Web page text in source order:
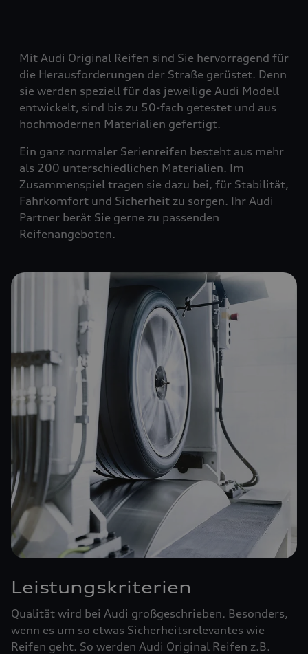
Mit Audi Original Reifen sind Sie hervorragend für
die Herausforderungen der Straße gerüstet. Denn
sie werden speziell für das jeweilige Audi Modell
entwickelt, sind bis zu 50-fach getestet und aus
hochmodernen Materialien gefertigt.
Ein ganz normaler Serienreifen besteht aus mehr
als 200 unterschiedlichen Materialien. Im
Zusammenspiel tragen sie dazu bei, für Stabilität,
Fahrkomfort und Sicherheit zu sorgen. Ihr Audi
Partner berät Sie gerne zu passenden
Reifenangeboten.
Leistungskriterien
Qualität wird bei Audi großgeschrieben. Besonders,
wenn es um so etwas Sicherheitsrelevantes wie
Reifen geht. So werden Audi Original Reifen z.B.